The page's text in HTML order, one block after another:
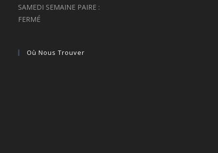
SAMEDI SEMAINE PAIRE :
FERMÉ
Où Nous Trouver